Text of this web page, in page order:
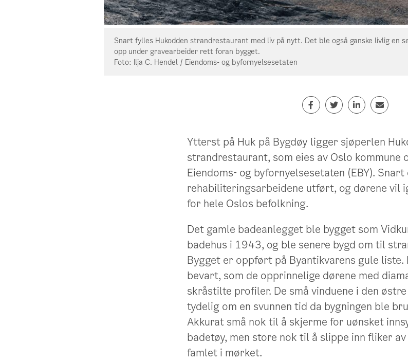
Snart fylles Hukodden strandrestaurant med liv på nytt. Det ble også ganske livlig en
opp under gravearbeider rett foran bygget.
Foto: Ilja C. Hendel / Eiendoms- og byfornyelsesetaten
Ytterst på Huk på Bygdøy ligger sjøperlen
strandrestaurant, som eies av Oslo kommune
Eiendoms- og byfornyelsesetaten (EBY). Snart
rehabiliteringsarbeidene utført, og dørene vil
for hele Oslos befolkning.
Det gamle badeanlegget ble bygget som
badehus i 1943, og ble senere bygd om til
Bygget er oppført på Byantikvarens gule liste.
bevart, som de opprinnelige dørene med
skråstilte profiler. De små vinduene i den
tydelig om en svunnen tid da bygningen ble
Akkurat små nok til å skjerme for uønsket
badetøy, men store nok til å slippe inn fliker
famlet i mørket.